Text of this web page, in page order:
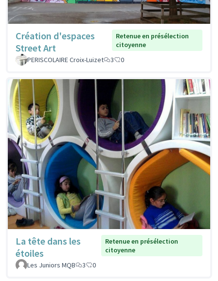
Création d'espaces
Street Art
Retenue en présélection
citoyenne
PERISCOLAIRE Croix-Luizet
3 0
La tête dans les
étoiles
Retenue en présélection
citoyenne
Les Juniors MQB
3 0